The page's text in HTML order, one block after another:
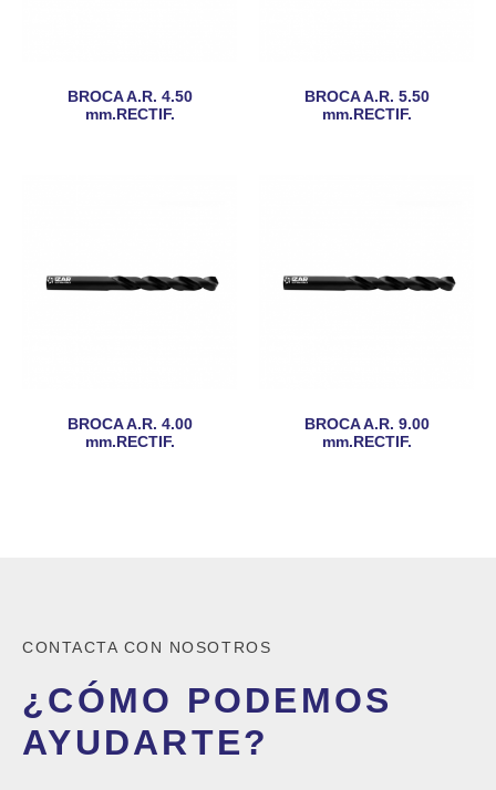
BROCA A.R. 4.50
mm.RECTIF.
BROCA A.R. 5.50
mm.RECTIF.
BROCA A.R. 4.00
mm.RECTIF.
BROCA A.R. 9.00
mm.RECTIF.
CONTACTA CON NOSOTROS
¿CÓMO PODEMOS
AYUDARTE?